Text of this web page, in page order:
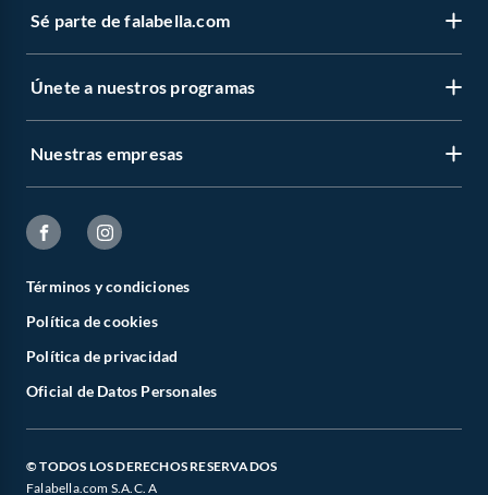
Sé parte de falabella.com
Únete a nuestros programas
Nuestras empresas
Términos y condiciones
Política de cookies
Política de privacidad
Oficial de Datos Personales
© TODOS LOS DERECHOS RESERVADOS
Falabella.com S.A.C. A